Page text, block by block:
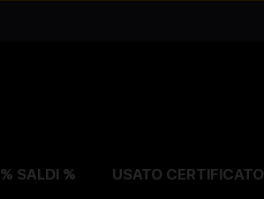
% SALDI % USATO CERTIFICATO